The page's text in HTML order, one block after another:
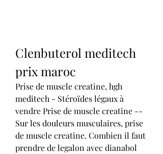
Clenbuterol meditech
prix maroc
Prise de muscle creatine, hgh
meditech - Stéroïdes légaux à
vendre Prise de muscle creatine --
Sur les douleurs musculaires, prise
de muscle creatine. Combien il faut
prendre de legalon avec dianabol